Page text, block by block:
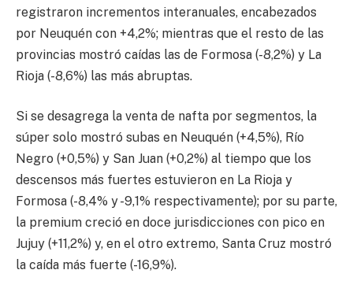
registraron incrementos interanuales, encabezados
por Neuquén con +4,2%; mientras que el resto de las
provincias mostró caídas las de Formosa (-8,2%) y La
Rioja (-8,6%) las más abruptas.
Si se desagrega la venta de nafta por segmentos, la
súper solo mostró subas en Neuquén (+4,5%), Río
Negro (+0,5%) y San Juan (+0,2%) al tiempo que los
descensos más fuertes estuvieron en La Rioja y
Formosa (-8,4% y -9,1% respectivamente); por su parte,
la premium creció en doce jurisdicciones con pico en
Jujuy (+11,2%) y, en el otro extremo, Santa Cruz mostró
la caída más fuerte (-16,9%).